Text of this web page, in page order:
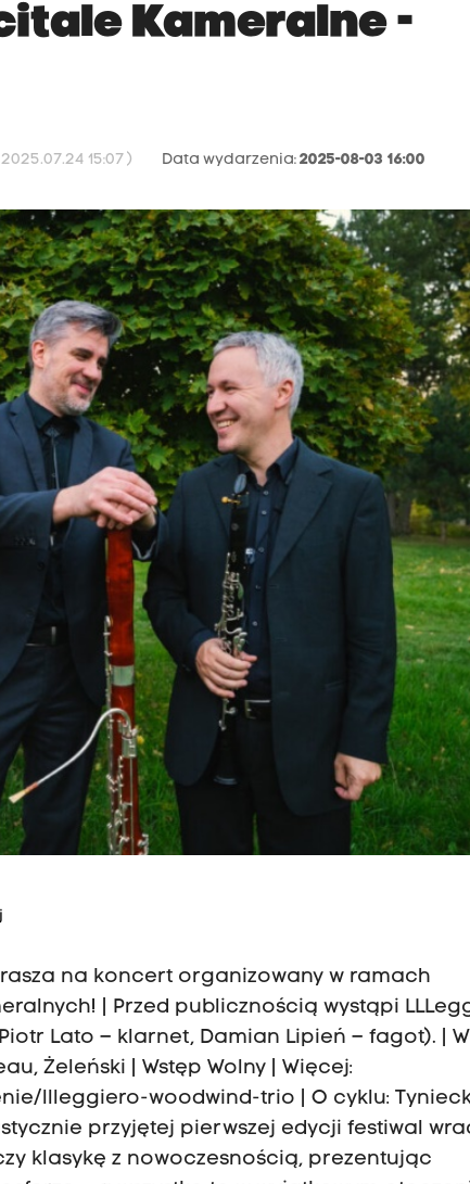
Kameralne -
15:07 ) Data wydarzenia:2025-08-03 16:00
na koncert organizowany w ramach
| Przed publicznością wystąpi
Lato – klarnet, Damian Lipień – fagot). | W
Żeleński | Wstęp Wolny | Więcej:
llleggiero-woodwind-trio | O cyklu:
przyjętej pierwszej edycji festiwal
klasykę z nowoczesnością, prezentując